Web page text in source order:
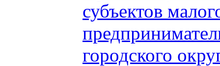
субъектов
городского